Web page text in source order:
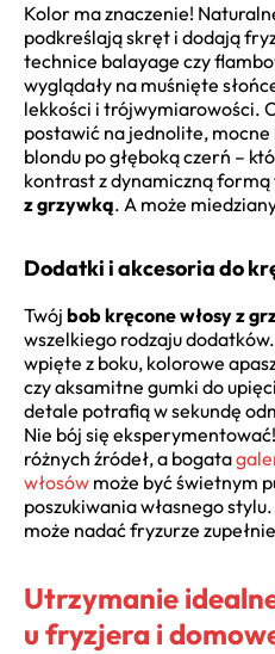
Kolor ma znaczenie!
podkreślają skręt i dodają
technice balayage czy
wyglądały na muśnięte
lekkości i trójwymiarowości.
postawić na jednolite,
blondu po głęboką czerń –
kontrast z dynamiczną
z grzywką. A może
Dodatki i akcesoria do
Twój bob kręcone włosy z
wszelkiego rodzaju
wpięte z boku, kolorowe
czy aksamitne gumki do
detale potrafią w sekundę
Nie bój się
różnych źródeł, a bogata
włosów może być świetnym
poszukiwania własnego
może nadać fryzurze
Utrzymanie
u fryzjera i